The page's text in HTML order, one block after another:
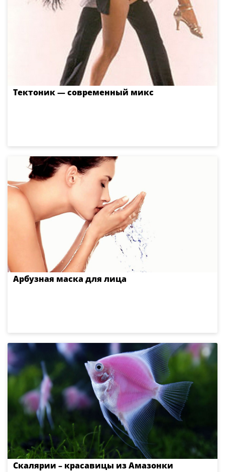
Тектоник — современный микс
Арбузная маска для лица
Скалярии – красавицы из Амазонки